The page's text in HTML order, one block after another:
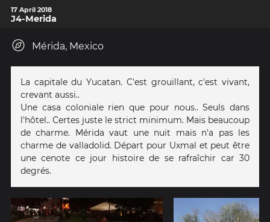
17 April 2018
J4-Merida
Mérida, Mexico
La capitale du Yucatan. C'est grouillant, c'est vivant,
crevant aussi..
Une casa coloniale rien que pour nous.. Seuls dans
l'hôtel.. Certes juste le strict minimum. Mais beaucoup
de charme. Mérida vaut une nuit mais n'a pas les
charme de valladolid. Départ pour Uxmal et peut être
une cenote ce jour histoire de se rafraîchir car 30
degrés.